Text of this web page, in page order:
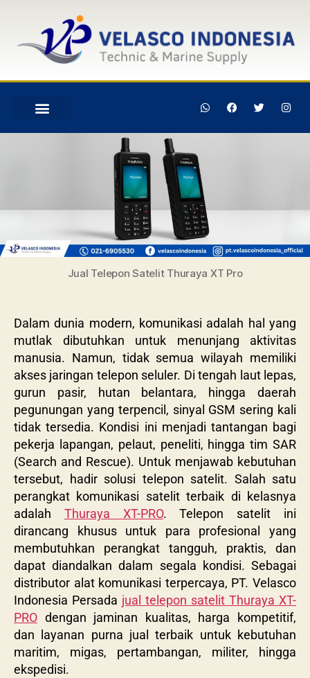
Jual Telepon Satelit Thuraya XT Pro
Dalam dunia modern, komunikasi adalah hal yang
mutlak dibutuhkan untuk menunjang aktivitas
manusia. Namun, tidak semua wilayah memiliki
akses jaringan telepon seluler. Di tengah laut lepas,
gurun pasir, hutan belantara, hingga daerah
pegunungan yang terpencil, sinyal GSM sering kali
tidak tersedia. Kondisi ini menjadi tantangan bagi
pekerja lapangan, pelaut, peneliti, hingga tim SAR
(Search and Rescue). Untuk menjawab kebutuhan
tersebut, hadir solusi telepon satelit. Salah satu
perangkat komunikasi satelit terbaik di kelasnya
adalah Thuraya XT-PRO. Telepon satelit ini
dirancang khusus untuk para profesional yang
membutuhkan perangkat tangguh, praktis, dan
dapat diandalkan dalam segala kondisi. Sebagai
distributor alat komunikasi terpercaya, PT. Velasco
Indonesia Persada jual telepon satelit Thuraya XT-
PRO dengan jaminan kualitas, harga kompetitif,
dan layanan purna jual terbaik untuk kebutuhan
maritim, migas, pertambangan, militer, hingga
ekspedisi.